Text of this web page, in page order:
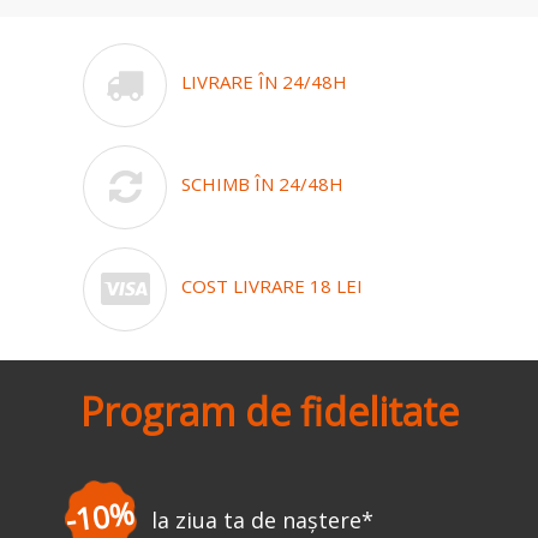
LIVRARE ÎN 24/48H
SCHIMB ÎN 24/48H
COST LIVRARE 18 LEI
Program de fidelitate
ta de naștere*